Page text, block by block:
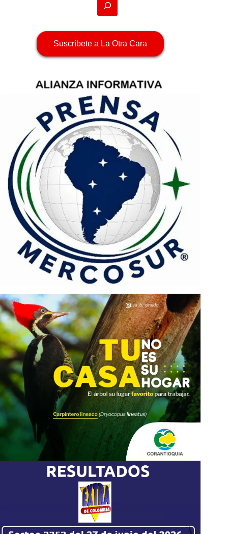
Suscríbete a La Otra Cara